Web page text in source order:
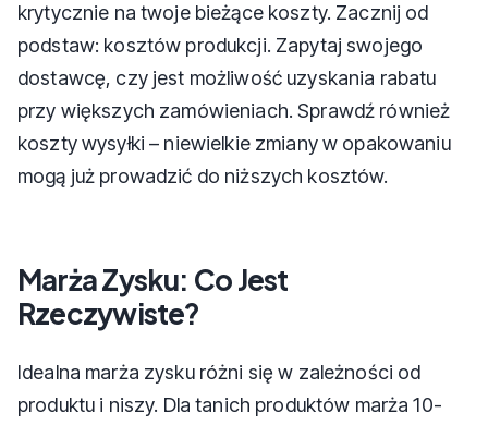
krytycznie na twoje bieżące koszty. Zacznij od
podstaw: kosztów produkcji. Zapytaj swojego
dostawcę, czy jest możliwość uzyskania rabatu
przy większych zamówieniach. Sprawdź również
koszty wysyłki – niewielkie zmiany w opakowaniu
mogą już prowadzić do niższych kosztów.
Marża Zysku: Co Jest
Rzeczywiste?
Idealna marża zysku różni się w zależności od
produktu i niszy. Dla tanich produktów marża 10-